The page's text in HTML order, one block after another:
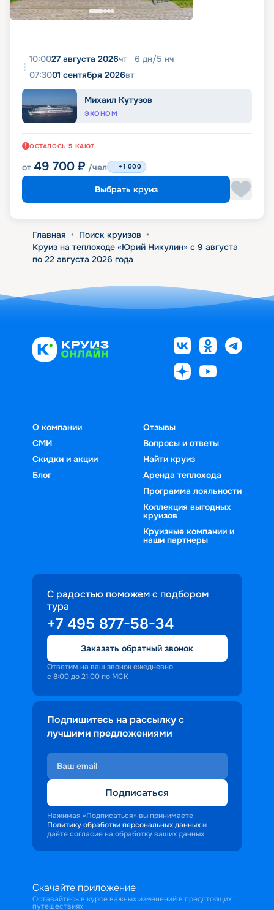
10:0027 августа 2026чт 6 дн/5 нч
07:3001 сентября 2026вт
Михаил Кутузов
ЭКОНОМ
ОСТАЛОСЬ 5 КАЮТ
от 49 700 ₽ /чел +1 000
Выбрать круиз
Главная • Поиск круизов •
Круиз на теплоходе «Юрий Никулин» с 9 августа
по 22 августа 2026 года
О компании
СМИ
Скидки и акции
Блог
Отзывы
Вопросы и ответы
Найти круиз
Аренда теплохода
Программа лояльности
Коллекция выгодных
круизов
Круизные компании и
наши партнеры
С радостью поможем с подбором
тура
+7 495 877-58-34
Заказать обратный звонок
Ответим на ваш звонок ежедневно
с 8:00 до 21:00 по МСК
Подпишитесь на рассылку с
лучшими предложениями
Подписаться
Нажимая «Подписаться» вы принимаете
Политику обработки персональных данных и
даёте согласие на обработку ваших данных
Скачайте приложение
Оставайтесь в курсе важных изменений в предстоящих
путешествиях